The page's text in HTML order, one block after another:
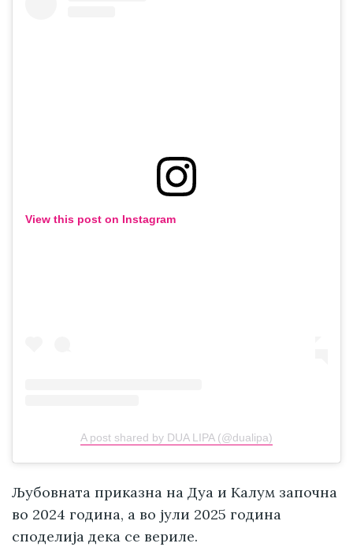
View this post on Instagram
A post shared by DUA LIPA (@dualipa)
Љубовната приказна на Дуа и Калум започна
во 2024 година, а во јули 2025 година
споделија дека се вериле.